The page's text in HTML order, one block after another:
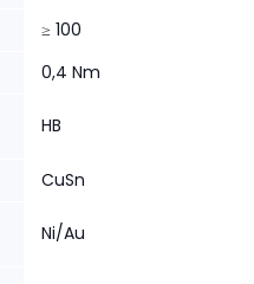
≥ 100
0,4 Nm
HB
CuSn
Ni/Au